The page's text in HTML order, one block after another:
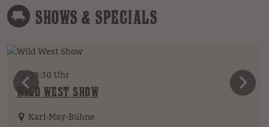
SHOWS & SPECIALS
13:30 Uhr
WILD WEST SHOW
Karl-May-Bühne
vorheriges Element